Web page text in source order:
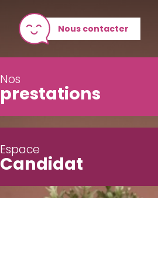
Nous contacter
Nos
prestations
Espace
Candidat